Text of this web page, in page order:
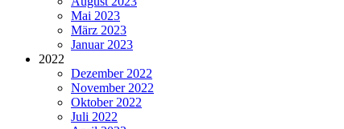
Mai 2023
März 2023
Januar 2023
2022
Dezember 2022
November 2022
Oktober 2022
Juli 2022